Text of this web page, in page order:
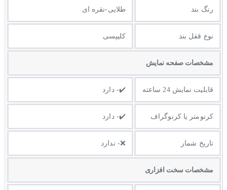
رنگ بند طلایی-نقره ای
نوع قفل بند کلیپسی
مشخصات صفحه نمايش
قابلیت نمایش 24 ساعته ✔️- دارد
کرنومتر یا کرنوگراف ✔️- دارد
تاریخ شمار ❌- ندارد
مشخصات سخت افزاری